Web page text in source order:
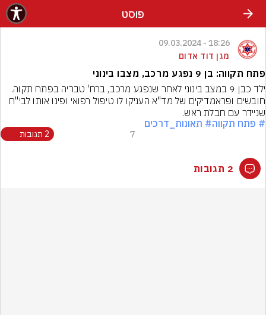
פוסט
18:26 - 09.03.2024
מגן דוד אדום
פתח תקווה: בן 9 נפגע מרכב, מצבו בינוני
שניידר עם חבלת ראש.
# פתח תקווה# תאונות_דרכים
7 2 תגובות
2 תגובות